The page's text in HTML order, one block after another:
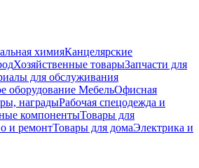
химияКанцелярские
Хозяйственные товарыЗапчасти для
для обслуживания
оборудование МебельОфисная
наградыРабочая спецодежда и
компонентыТовары для
и ремонтТовары для домаЭлектрика и